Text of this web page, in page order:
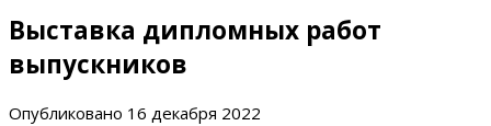
Выставка дипломных работ
выпускников
Опубликовано 16 декабря 2022